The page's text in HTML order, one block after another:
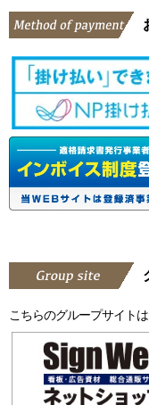
こちらのグループサイト